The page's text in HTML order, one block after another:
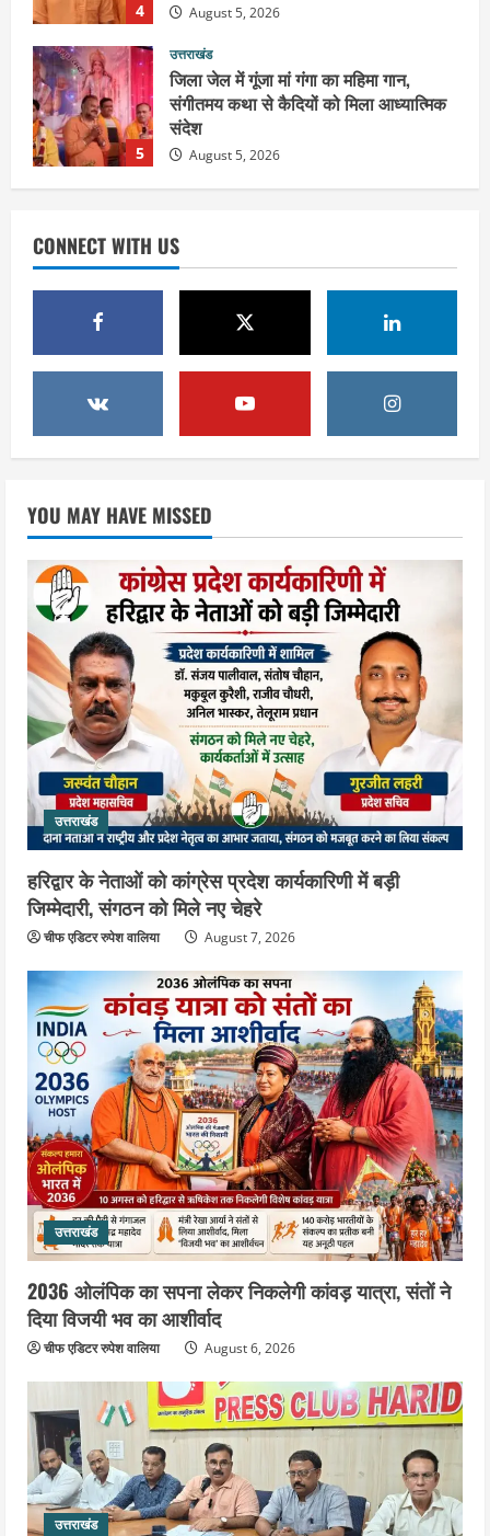
4 August 5, 2026
5
उत्तराखंड
जिला जेल में गूंजा मां गंगा का महिमा गान,
संगीतमय कथा से कैदियों को मिला आध्यात्मिक
संदेश
August 5, 2026
1
कार्यकारिणी में बड़ी जिम्मेदारी, संगठन को मिले
नए चेहरे
2
2036 ओलंपिक का सपना लेकर निकलेगी
August 6, 2026
3
एसआईआर के तहत जारी किए जा रहे नोटिसों
पर कांग्रेस ने जतायी आपत्ति, मतदाताओं को
August 6, 2026
4
उत्तराखंड
महंत यति रामस्वरूप आनंद गिरि को लेकर पूरे
दिन चला हाई वोल्टेज ड्रामा, चौकी से अपने
साथ ले गए यति नरसिंहानंद गिरी
August 5, 2026
उत्तराखंड
जिला जेल में गूंजा मां गंगा का महिमा गान,
संगीतमय कथा से कैदियों को मिला आध्यात्मिक
संदेश
August 5, 2026
CONNECT WITH US
YOU MAY HAVE MISSED
उत्तराखंड
हरिद्वार के नेताओं को कांग्रेस प्रदेश कार्यकारिणी में बड़ी
जिम्मेदारी, संगठन को मिले नए चेहरे
चीफ एडिटर रुपेश वालिया August 7, 2026
उत्तराखंड
2036 ओलंपिक का सपना लेकर निकलेगी कांवड़ यात्रा, संतों ने
दिया विजयी भव का आशीर्वाद
चीफ एडिटर रुपेश वालिया August 6, 2026
उत्तराखंड